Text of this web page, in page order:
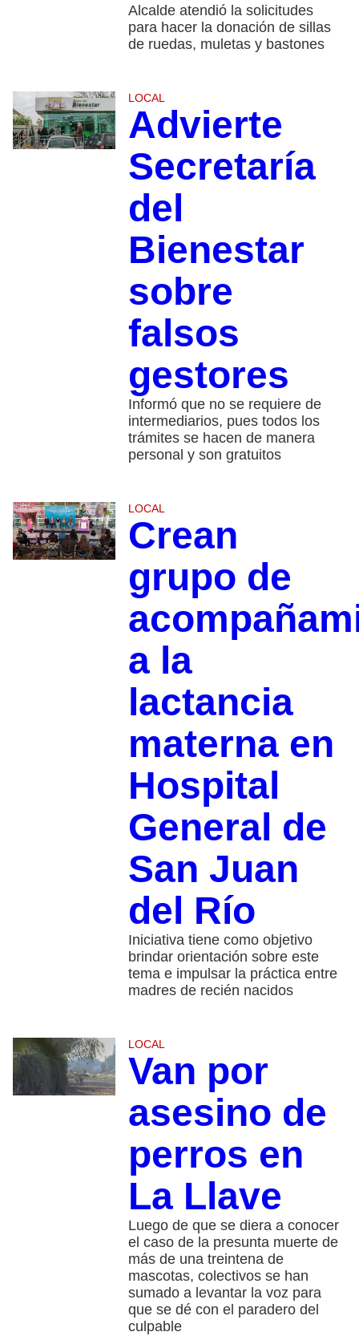
Alcalde atendió la solicitudes
para hacer la donación de sillas
de ruedas, muletas y bastones
LOCAL
Advierte
Secretaría
del
Bienestar
sobre
falsos
gestores
Informó que no se requiere de
intermediarios, pues todos los
trámites se hacen de manera
personal y son gratuitos
LOCAL
Crean
grupo de
a la
lactancia
materna en
Hospital
General de
San Juan
del Río
Iniciativa tiene como objetivo
brindar orientación sobre este
tema e impulsar la práctica entre
madres de recién nacidos
LOCAL
Van por
asesino de
perros en
La Llave
Luego de que se diera a conocer
el caso de la presunta muerte de
más de una treintena de
mascotas, colectivos se han
sumado a levantar la voz para
que se dé con el paradero del
culpable